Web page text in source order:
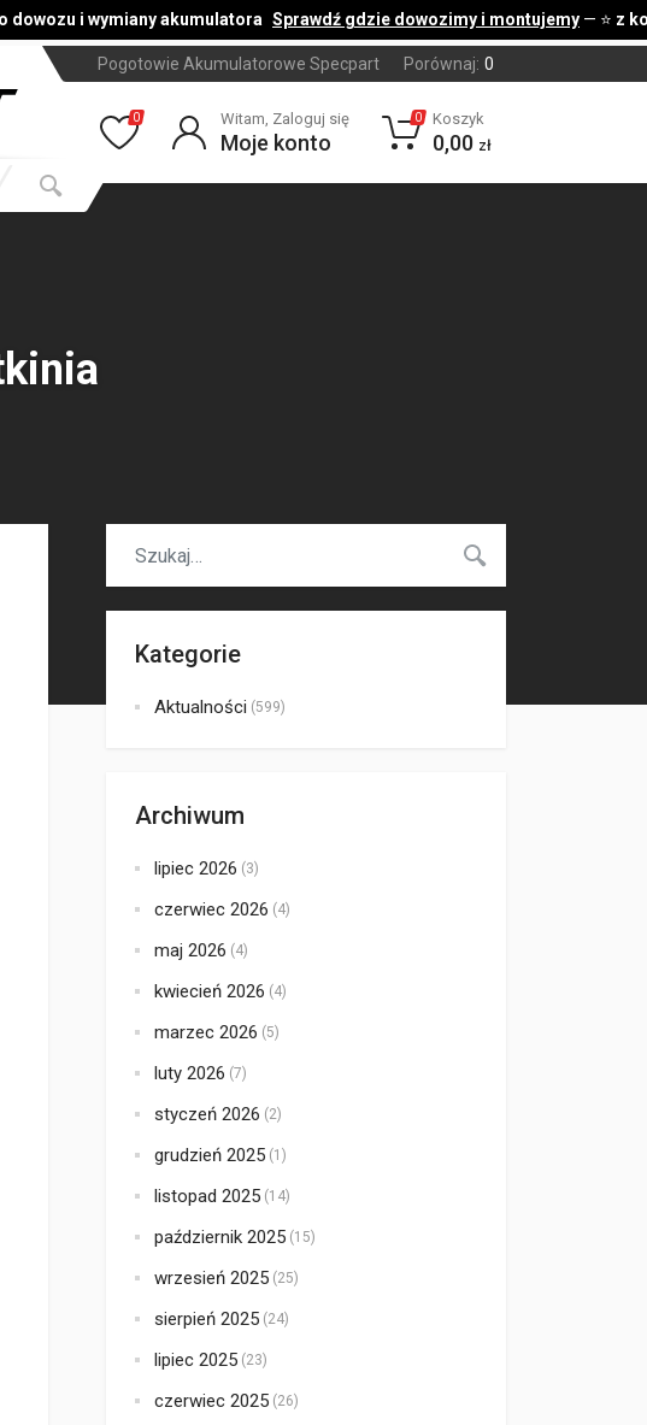
i wymiany akumulatora Sprawdź gdzie dowozimy i montujemy— ⭐ z
Pogotowie Akumulatorowe Specpart Porównaj: 0
0 Witam, Zaloguj się
Moje konto
0 Koszyk
0,00 zł
Kategorie
Aktualności (599)
Archiwum
lipiec 2026 (3)
czerwiec 2026 (4)
maj 2026 (4)
kwiecień 2026 (4)
marzec 2026 (5)
luty 2026 (7)
styczeń 2026 (2)
grudzień 2025 (1)
listopad 2025 (14)
październik 2025 (15)
wrzesień 2025 (25)
sierpień 2025 (24)
lipiec 2025 (23)
czerwiec 2025 (26)